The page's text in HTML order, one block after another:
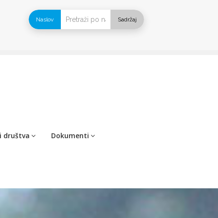
Naslov Sadržaj
društva Dokumenti